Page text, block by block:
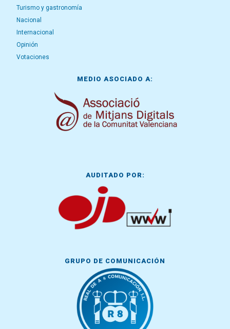
Turismo y gastronomía
Nacional
Internacional
Opinión
Votaciones
MEDIO ASOCIADO A:
AUDITADO POR:
GRUPO DE COMUNICACIÓN